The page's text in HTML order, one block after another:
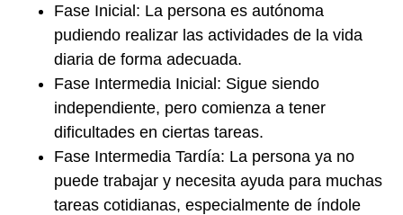
Fase Inicial: La persona es autónoma
pudiendo realizar las actividades de la vida
diaria de forma adecuada.
Fase Intermedia Inicial: Sigue siendo
independiente, pero comienza a tener
dificultades en ciertas tareas.
Fase Intermedia Tardía: La persona ya no
puede trabajar y necesita ayuda para muchas
tareas cotidianas, especialmente de índole